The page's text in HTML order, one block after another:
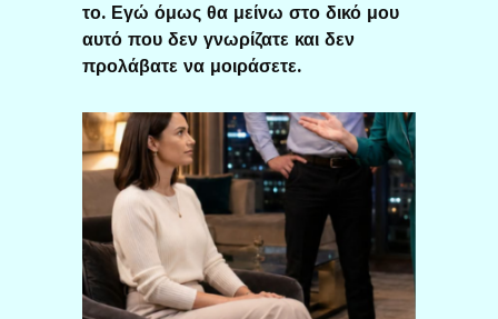
το. Εγώ όμως θα μείνω στο δικό μου
αυτό που δεν γνωρίζατε και δεν
προλάβατε να μοιράσετε.